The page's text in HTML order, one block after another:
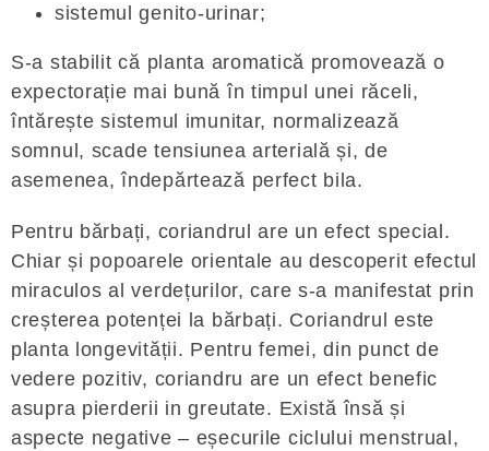
sistemul genito-urinar;
S-a stabilit că planta aromatică promovează o
expectorație mai bună în timpul unei răceli,
întărește sistemul imunitar, normalizează
somnul, scade tensiunea arterială și, de
asemenea, îndepărtează perfect bila.
Pentru bărbați, coriandrul are un efect special.
Chiar și popoarele orientale au descoperit efectul
miraculos al verdețurilor, care s-a manifestat prin
creșterea potenței la bărbați. Coriandrul este
planta longevității. Pentru femei, din punct de
vedere pozitiv, coriandru are un efect benefic
asupra pierderii in greutate. Există însă și
aspecte negative – eșecurile ciclului menstrual,